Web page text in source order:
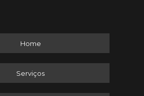
Home
Serviços